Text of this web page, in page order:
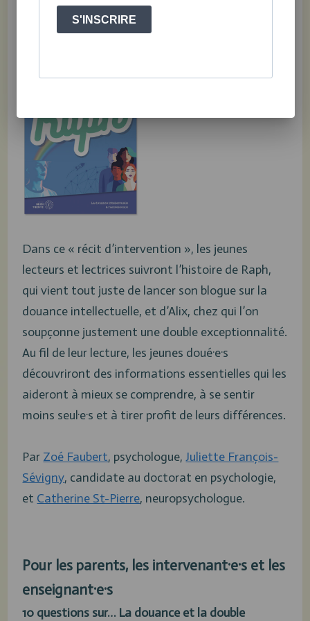
Pour les ados
Raph : la douance intellectuelle à l’adolescence
Dans ce « récit d’intervention », les jeunes
lecteurs et lectrices suivront l’histoire de Raph,
qui vient tout juste de lancer son blogue sur la
douance intellectuelle, et d’Alix, chez qui l’on
soupçonne justement une double exceptionnalité.
Au fil de leur lecture, les jeunes doué·e·s
découvriront des informations essentielles qui les
aideront à mieux se comprendre, à se sentir
moins seul·e·s et à tirer profit de leurs différences.
Par Zoé Faubert, psychologue,Juliette François-
Sévigny, candidate au doctorat en psychologie,
et Catherine St-Pierre, neuropsychologue.
Pour les parents, les intervenant·e·s et les
enseignant·e·s
10 questions sur… La douance et la double
S'INSCRIRE